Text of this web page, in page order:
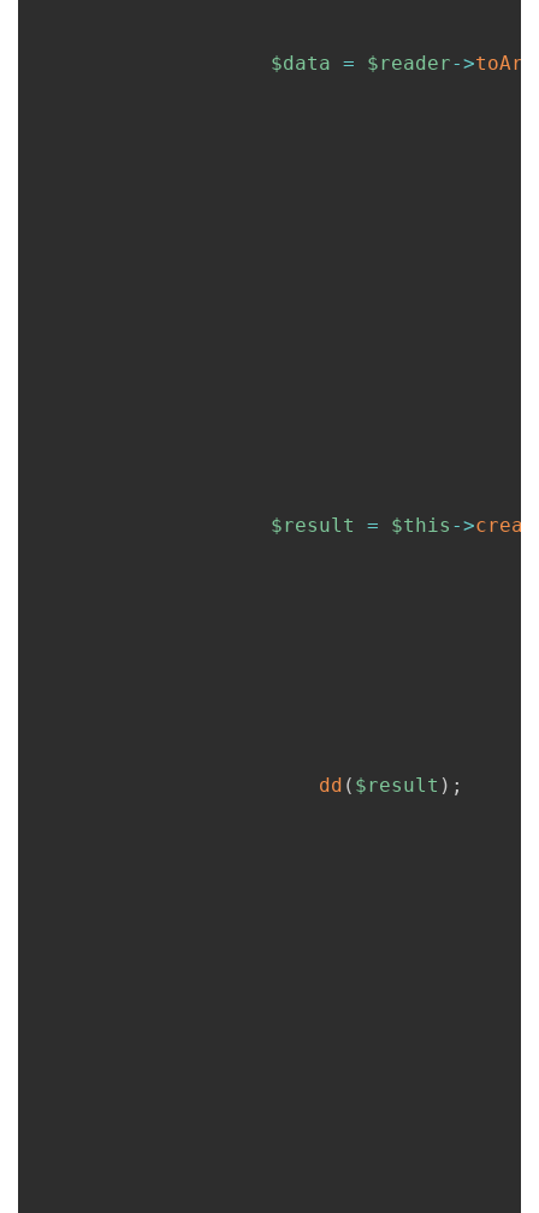
$data = $reader->
$result = $this ->
dd ( $result ) ;